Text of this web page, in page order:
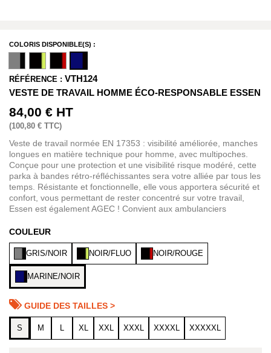
COLORIS DISPONIBLE(S) :
RÉFÉRENCE : VTH124
VESTE DE TRAVAIL HOMME ÉCO-RESPONSABLE ESSEN
84,00 € HT
(100,80 € TTC)
Veste de travail normée EN 17353 : visibilité améliorée, manches
longues en matière technique pour homme, avec multipoches.
Conçue pour une protection et une visibilité risque modéré, cette
parka à bandes rétro-réfléchissantes sera votre alliée par tous les
temps. Résistante et fonctionnelle, elle vous apportera sécurité et
confort, vous permettant de rester concentré sur votre travail,
Essen est également AGEC ! Convient aux ambulanciers
COULEUR
GRIS/NOIR NOIR/FLUO NOIR/ROUGE
MARINE/NOIR
GUIDE DES TAILLES >
S M L XL XXL XXXL XXXXL XXXXXL